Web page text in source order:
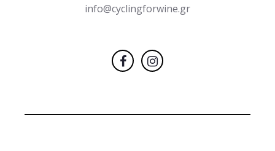
info@cyclingforwine.gr